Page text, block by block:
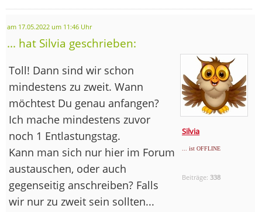
am 17.05.2022 um 11:46 Uhr
... hat Silvia geschrieben:
Silvia
... ist OFFLINE
Beiträge:338
Toll! Dann sind wir schon
mindestens zu zweit. Wann
möchtest Du genau anfangen?
Ich mache mindestens zuvor
noch 1 Entlastungstag.
Kann man sich nur hier im Forum
austauschen, oder auch
gegenseitig anschreiben? Falls
wir nur zu zweit sein sollten...